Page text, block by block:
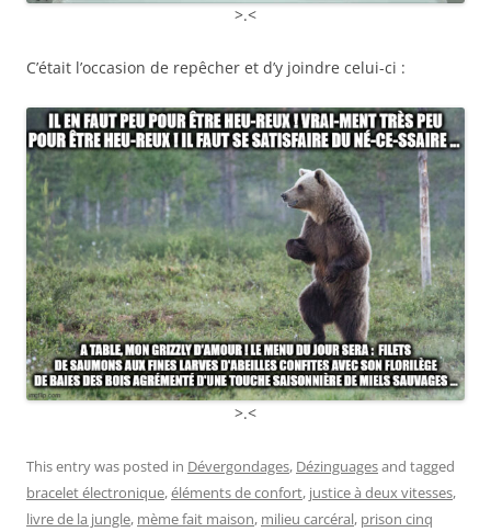
>.<
C’était l’occasion de repêcher et d’y joindre celui-ci :
>.<
This entry was posted in Dévergondages, Dézinguagesand tagged
bracelet électronique,éléments de confort, justice à deux vitesses,
livre de la jungle, mème fait maison, milieu carcéral, prison cinq